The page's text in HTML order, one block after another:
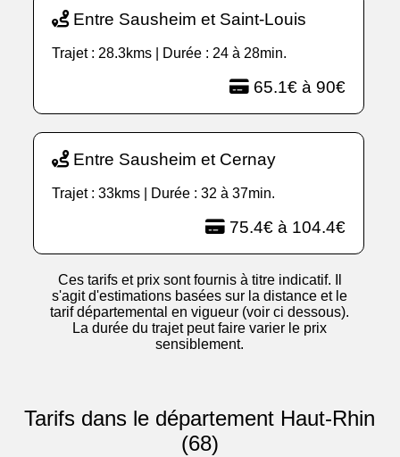
Entre Sausheim et Saint-Louis
Trajet : 28.3kms | Durée : 24 à 28min.
65.1€ à 90€
Entre Sausheim et Cernay
Trajet : 33kms | Durée : 32 à 37min.
75.4€ à 104.4€
Ces tarifs et prix sont fournis à titre indicatif. Il
s'agit d'estimations basées sur la distance et le
tarif départemental en vigueur (voir ci dessous).
La durée du trajet peut faire varier le prix
sensiblement.
Tarifs dans le département Haut-Rhin
(68)